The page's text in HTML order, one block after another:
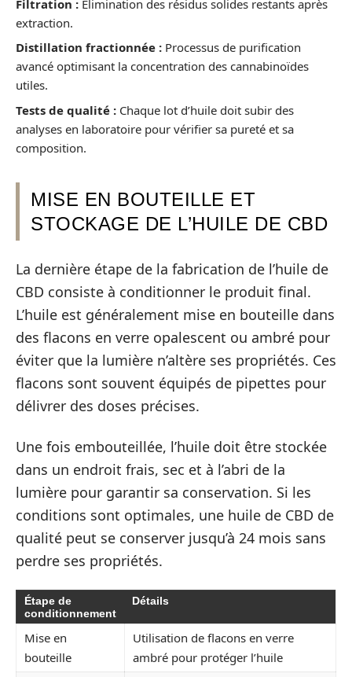
Filtration : Elimination des résidus solides restants après
extraction.
Distillation fractionnée : Processus de purification
avancé optimisant la concentration des cannabinoïdes
utiles.
Tests de qualité : Chaque lot d’huile doit subir des
analyses en laboratoire pour vérifier sa pureté et sa
composition.
MISE EN BOUTEILLE ET
STOCKAGE DE L’HUILE DE CBD
La dernière étape de la fabrication de l’huile de
CBD consiste à conditionner le produit final.
L’huile est généralement mise en bouteille dans
des flacons en verre opalescent ou ambré pour
éviter que la lumière n’altère ses propriétés. Ces
flacons sont souvent équipés de pipettes pour
délivrer des doses précises.
Une fois embouteillée, l’huile doit être stockée
dans un endroit frais, sec et à l’abri de la
lumière pour garantir sa conservation. Si les
conditions sont optimales, une huile de CBD de
qualité peut se conserver jusqu’à 24 mois sans
perdre ses propriétés.
Étape de
conditionnement
Détails
Mise en
bouteille
Utilisation de flacons en verre
ambré pour protéger l’huile